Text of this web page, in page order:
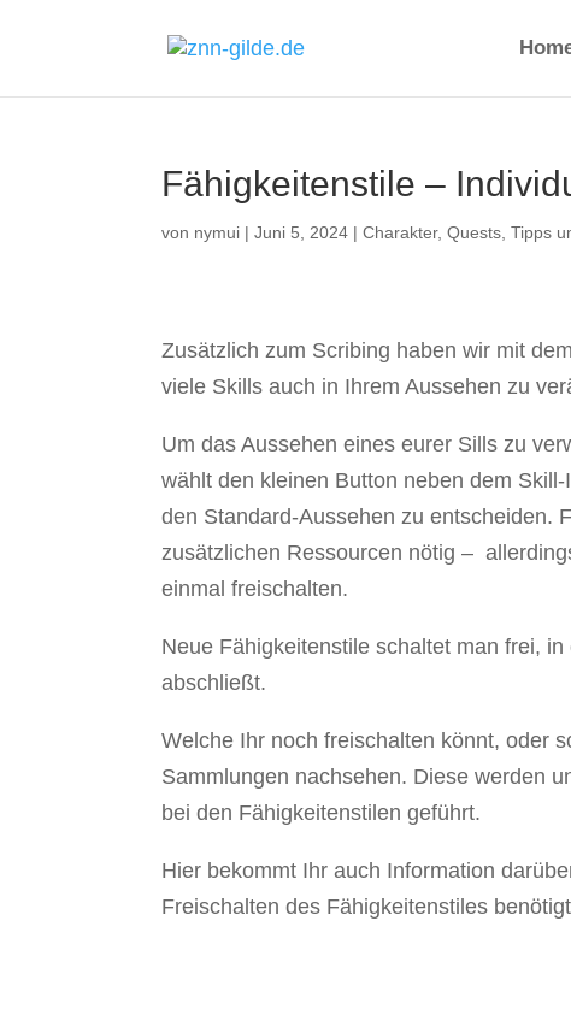
Fähigkeitenstile –
von nymui |Juni 5, 2024 |Charakter,Quests ,Tipps
Zusätzlich zum Scribing haben wir mit
viele Skills auch in Ihrem Aussehen zu
Um das Aussehen eines eurer Sills zu
wählt den kleinen Button neben dem
den Standard-Aussehen zu entscheiden.
zusätzlichen Ressourcen nötig –
einmal freischalten.
Neue Fähigkeitenstile schaltet man frei,
abschließt.
Welche Ihr noch freischalten könnt, oder
Sammlungen nachsehen. Diese werden
bei den Fähigkeitenstilen geführt.
Hier bekommt Ihr auch Information
Freischalten des Fähigkeitenstiles